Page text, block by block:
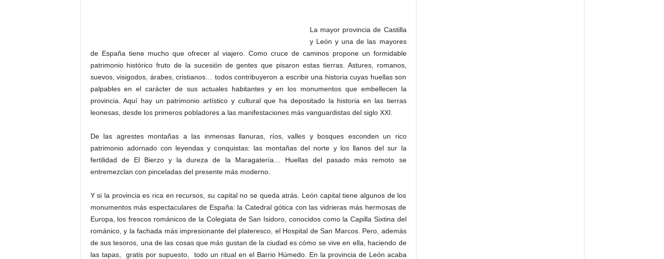
La mayor provincia de Castilla
y León y una de las mayores
de España tiene mucho que ofrecer al viajero. Como cruce de caminos propone un formidable
patrimonio histórico fruto de la sucesión de gentes que pisaron estas tierras. Astures, romanos,
suevos, visigodos, árabes, cristianos… todos contribuyeron a escribir una historia cuyas huellas son
palpables en el carácter de sus actuales habitantes y en los monumentos que embellecen la
provincia. Aquí hay un patrimonio artístico y cultural que ha depositado la historia en las tierras
leonesas, desde los primeros pobladores a las manifestaciones más vanguardistas del siglo XXI.
De las agrestes montañas a las inmensas llanuras, ríos, valles y bosques esconden un rico
patrimonio adornado con leyendas y conquistas: las montañas del norte y los llanos del sur la
fertilidad de El Bierzo y la dureza de la Maragatería… Huellas del pasado más remoto se
entremezclan con pinceladas del presente más moderno.
Y si la provincia es rica en recursos, su capital no se queda atrás. León capital tiene algunos de los
monumentos más espectaculares de España: la Catedral gótica con las vidrieras más hermosas de
Europa, los frescos románicos de la Colegiata de San Isidoro, conocidos como la Capilla Sixtina del
románico, y la fachada más impresionante del plateresco, el Hospital de San Marcos. Pero, además
de sus tesoros, una de las cosas que más gustan de la ciudad es cómo se vive en ella, haciendo de
las tapas, gratis por supuesto,  todo un ritual en el Barrio Húmedo. En la provincia de León acaba